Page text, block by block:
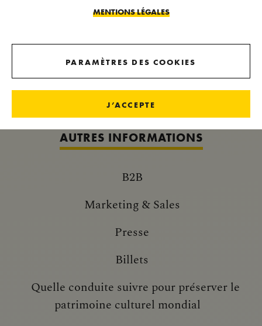
NOUVEAUTÉS IMPÉRIALES
NEWSLETTER
AUTRES INFORMATIONS
B2B
Marketing & Sales
Presse
Billets
Quelle conduite suivre pour préserver le
patrimoine culturel mondial
MENTIONS LÉGALES
PARAMÈTRES DES COOKIES
J’ACCEPTE